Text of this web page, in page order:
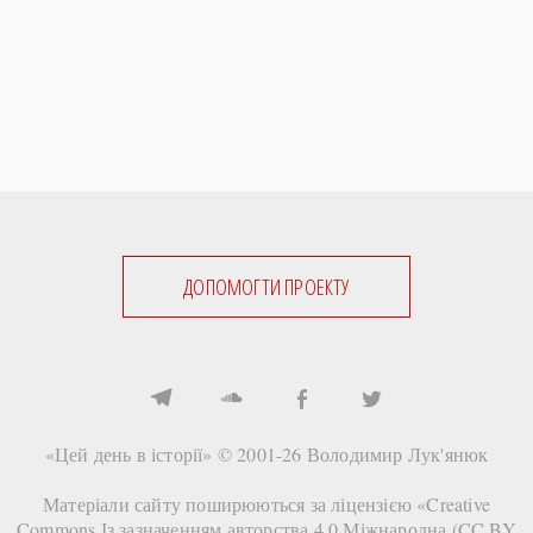
ДОПОМОГТИ ПРОЕКТУ
«Цей день в історії» © 2001-26 Володимир Лук'янюк
Матеріали сайту поширюються за ліцензією «Creative